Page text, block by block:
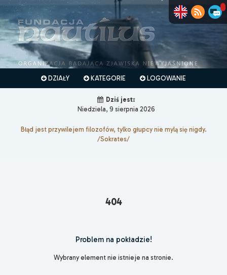
DZIAŁY KATEGORIE LOGOWANIE
Dziś jest:
Niedziela, 9 sierpnia 2026
Błąd jest przywilejem filozofów, tylko głupcy nie mylą się nigdy.
/Sokrates/
404
Problem na pokładzie!
Wybrany element nie istnieje na stronie.